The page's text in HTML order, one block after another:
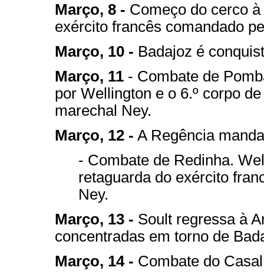
Março, 8 - Começo do cerco
exército francês comandado
Março, 10 - Badajoz é
Março, 11 - Combate de
por Wellington e o 6.º corpo
marechal Ney.
Março, 12 - A Regência
- Combate de Redinha.
retaguarda do exército
Ney.
Março, 13 - Soult regressa à
concentradas em torno de
Março, 14 - Combate do